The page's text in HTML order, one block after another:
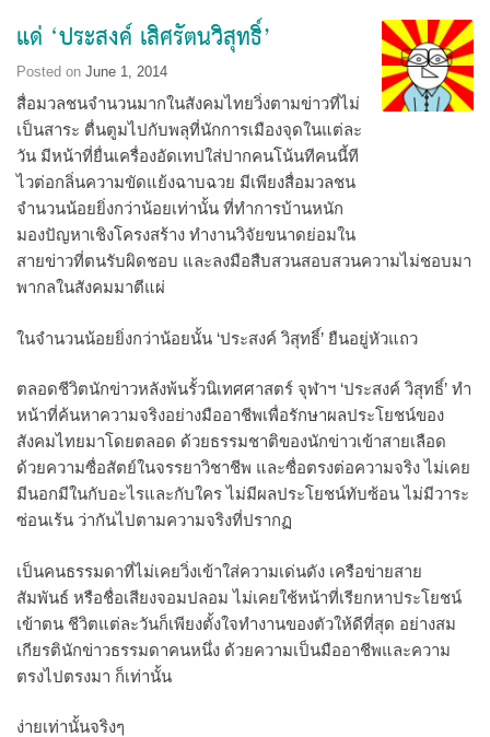
แด่ ‘ประสงค์ เลิศรัตนวิสุทธิ์’
Posted on June 1, 2014
สื่อมวลชนจำนวนมากในสังคมไทยวิ่งตามข่าวที่ไม่
เป็นสาระ ตื่นตูมไปกับพลุที่นักการเมืองจุดในแต่ละ
วัน มีหน้าที่ยื่นเครื่องอัดเทปใส่ปากคนโน้นทีคนนี้ที
ไวต่อกลิ่นความขัดแย้งฉาบฉวย มีเพียงสื่อมวลชน
จำนวนน้อยยิ่งกว่าน้อยเท่านั้น ที่ทำการบ้านหนัก
มองปัญหาเชิงโครงสร้าง ทำงานวิจัยขนาดย่อมใน
สายข่าวที่ตนรับผิดชอบ และลงมือสืบสวนสอบสวนความไม่ชอบมา
พากลในสังคมมาตีแผ่
ในจำนวนน้อยยิ่งกว่าน้อยนั้น ‘ประสงค์ วิสุทธิ์’ ยืนอยู่หัวแถว
ตลอดชีวิตนักข่าวหลังพ้นรั้วนิเทศศาสตร์ จุฬาฯ ‘ประสงค์ วิสุทธิ์’ ทำ
หน้าที่ค้นหาความจริงอย่างมืออาชีพเพื่อรักษาผลประโยชน์ของ
สังคมไทยมาโดยตลอด ด้วยธรรมชาติของนักข่าวเข้าสายเลือด
ด้วยความซื่อสัตย์ในจรรยาวิชาชีพ และซื่อตรงต่อความจริง ไม่เคย
มีนอกมีในกับอะไรและกับใคร ไม่มีผลประโยชน์ทับซ้อน ไม่มีวาระ
ซ่อนเร้น ว่ากันไปตามความจริงที่ปรากฏ
เป็นคนธรรมดาที่ไม่เคยวิ่งเข้าใส่ความเด่นดัง เครือข่ายสาย
สัมพันธ์ หรือชื่อเสียงจอมปลอม ไม่เคยใช้หน้าที่เรียกหาประโยชน์
เข้าตน ชีวิตแต่ละวันก็เพียงตั้งใจทำงานของตัวให้ดีที่สุด อย่างสม
เกียรตินักข่าวธรรมดาคนหนึ่ง ด้วยความเป็นมืออาชีพและความ
ตรงไปตรงมา ก็เท่านั้น
ง่ายเท่านั้นจริงๆ